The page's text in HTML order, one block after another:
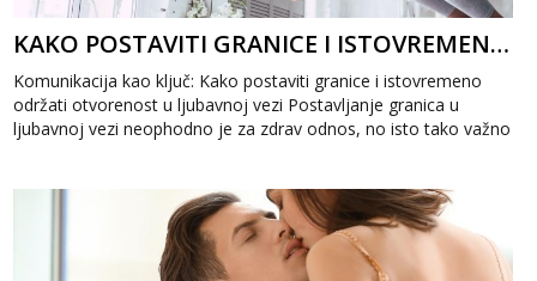
KAKO POSTAVITI GRANICE I ISTOVREMENO ODRŽATI OTVORENOST U LJUBAVNOJ VEZI
Komunikacija kao ključ: Kako postaviti granice i istovremeno
održati otvorenost u ljubavnoj vezi Postavljanje granica u
ljubavnoj vezi neophodno je za zdrav odnos, no isto tako važno